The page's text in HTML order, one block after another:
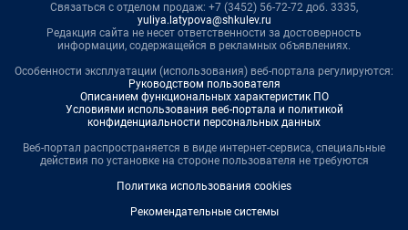
Связаться с отделом продаж: +7 (3452) 56-72-72 доб. 3335,
yuliya.latypova@shkulev.ru
Редакция сайта не несет ответственности за достоверность
информации, содержащейся в рекламных объявлениях.
Особенности эксплуатации (использования) веб-портала регулируются:
Руководством пользователя
Описанием функциональных характеристик ПО
Условиями использования веб-портала и политикой
конфиденциальности персональных данных
Веб-портал распространяется в виде интернет-сервиса, специальные
действия по установке на стороне пользователя не требуются
Политика использования cookies
Рекомендательные системы